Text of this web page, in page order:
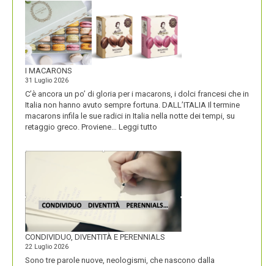
I MACARONS
31 Luglio 2026
C’è ancora un po’ di gloria per i macarons, i dolci francesi che in
Italia non hanno avuto sempre fortuna. DALL’ITALIA Il termine
macarons infila le sue radici in Italia nella notte dei tempi, su
retaggio greco. Proviene… Leggi tutto
MACARONS
CONDIVIDUO, DIVENTITÀ E PERENNIALS
22 Luglio 2026
Sono tre parole nuove, neologismi, che nascono dalla